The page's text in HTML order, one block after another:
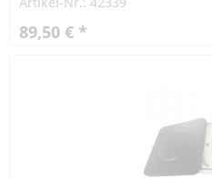
Fernbedienung...
89,50 € *